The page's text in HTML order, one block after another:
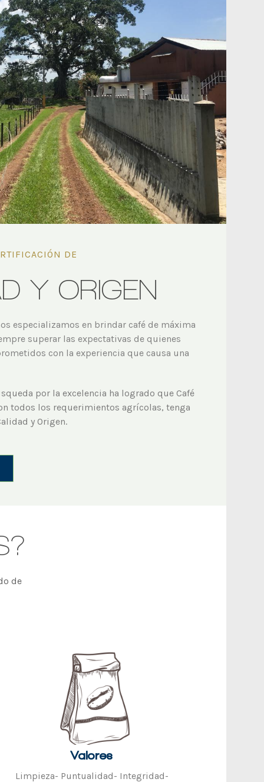
DE
Y ORIGEN
especializamos en brindar café de máxima
superar las expectativas de quienes
con la experiencia que causa una
por la excelencia ha logrado que Café
todos los requerimientos agrícolas, tenga
y Origen.
de
Valores
Limpieza- Puntualidad- Integridad-